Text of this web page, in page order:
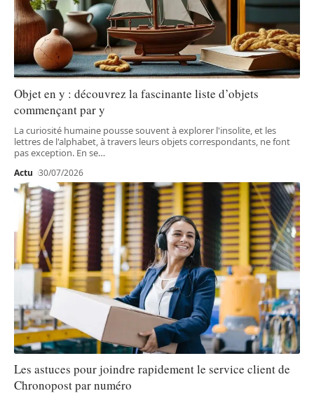
Objet en y : découvrez la fascinante liste d’objets
commençant par y
La curiosité humaine pousse souvent à explorer l'insolite, et les
lettres de l'alphabet, à travers leurs objets correspondants, ne font
pas exception. En se…
Actu 30/07/2026
Les astuces pour joindre rapidement le service client de
Chronopost par numéro